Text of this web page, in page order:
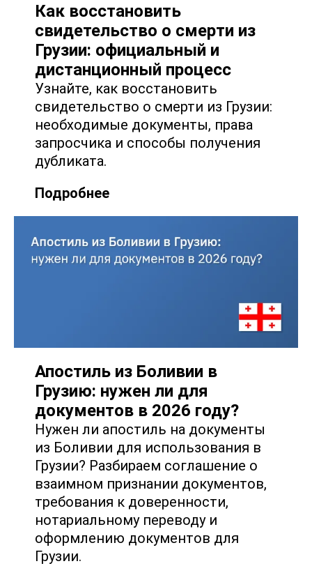
Как восстановить
свидетельство о смерти из
Грузии: официальный и
дистанционный процесс
Узнайте, как восстановить
свидетельство о смерти из Грузии:
необходимые документы, права
запросчика и способы получения
дубликата.
Подробнее
Апостиль из Боливии в
Грузию: нужен ли для
документов в 2026 году?
Нужен ли апостиль на документы
из Боливии для использования в
Грузии? Разбираем соглашение о
взаимном признании документов,
требования к доверенности,
нотариальному переводу и
оформлению документов для
Грузии.